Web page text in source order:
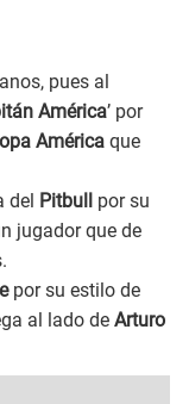
pues al
América’ por
América que
del Pitbull por su
jugador que de
por su estilo de
al lado de Arturo